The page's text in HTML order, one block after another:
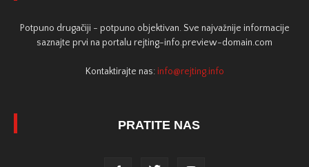
Potpuno drugačiji - potpuno objektivan. Sve najvažnije informacije
saznajte prvi na portalu rejting-info.preview-domain.com
Kontaktirajte nas: info@rejting.info
PRATITE NAS